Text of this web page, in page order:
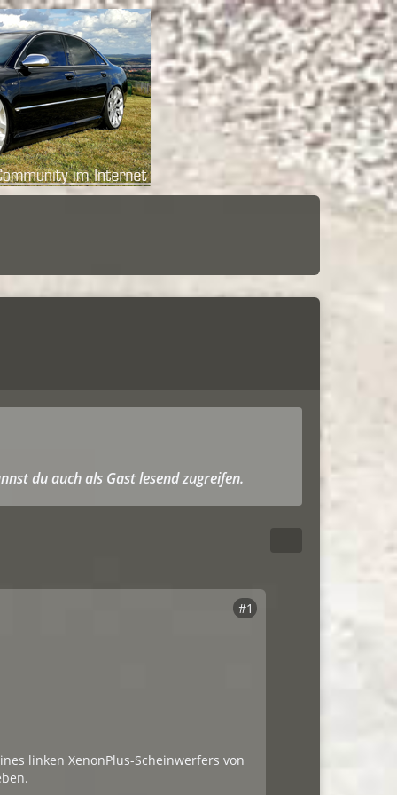
du auch als Gast lesend zugreifen.
#1
linken XenonPlus-Scheinwerfers von